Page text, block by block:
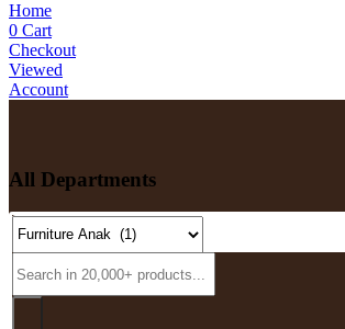
Home
0 Cart
Checkout
Viewed
Account
All Departments